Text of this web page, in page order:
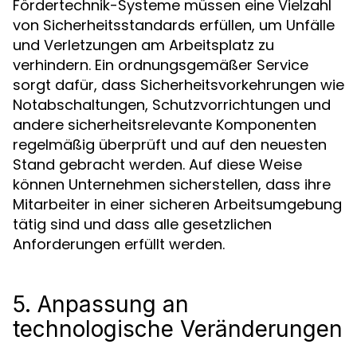
Fördertechnik-Systeme müssen eine Vielzahl
von Sicherheitsstandards erfüllen, um Unfälle
und Verletzungen am Arbeitsplatz zu
verhindern. Ein ordnungsgemäßer Service
sorgt dafür, dass Sicherheitsvorkehrungen wie
Notabschaltungen, Schutzvorrichtungen und
andere sicherheitsrelevante Komponenten
regelmäßig überprüft und auf den neuesten
Stand gebracht werden. Auf diese Weise
können Unternehmen sicherstellen, dass ihre
Mitarbeiter in einer sicheren Arbeitsumgebung
tätig sind und dass alle gesetzlichen
Anforderungen erfüllt werden.
5. Anpassung an
technologische Veränderungen